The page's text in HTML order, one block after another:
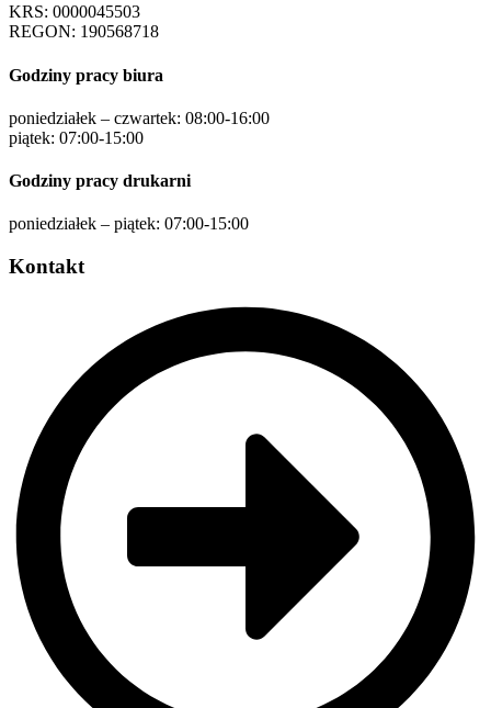
KRS: 0000045503
REGON: 190568718
Godziny pracy biura
poniedziałek – czwartek: 08:00-16:00
piątek: 07:00-15:00
Godziny pracy drukarni
poniedziałek – piątek: 07:00-15:00
Kontakt